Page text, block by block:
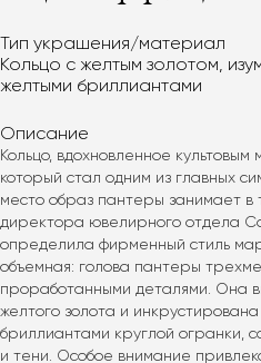
Тип украшения/материал
Кольцо с желтым золотом,
желтыми бриллиантами
Описание
Кольцо, вдохновленное культовым
который стал одним из главных
место образ пантеры занимает в
директора ювелирного отдела
определила фирменный стиль
объемная: голова пантеры
проработанными деталями. Она
желтого золота и
бриллиантами круглой огранки,
и тени. Особое внимание